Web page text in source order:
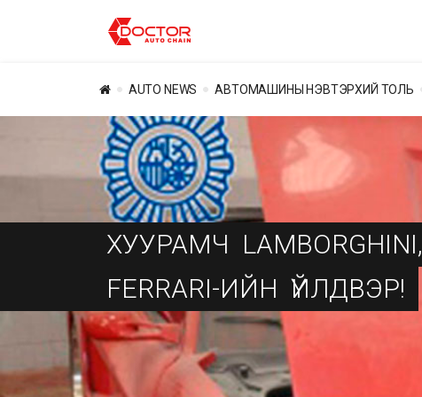
AUTO NEWS АВТОМАШИНЫ НЭВТЭРХИЙ ТОЛЬ
ХУУРАМЧ LAMBORGHINI,
FERRARI-ИЙН ҮЙЛДВЭР!